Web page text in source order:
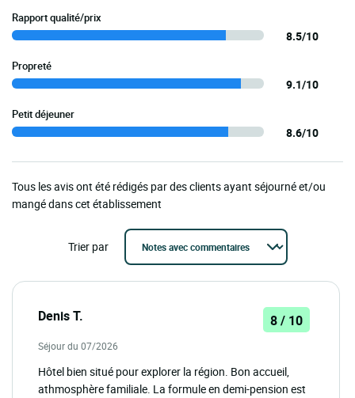
Rapport qualité/prix
8.5/10
Propreté
9.1/10
Petit déjeuner
8.6/10
Tous les avis ont été rédigés par des clients ayant séjourné et/ou
mangé dans cet établissement
Trier par
Denis T. 8 / 10
Séjour du 07/2026
Hôtel bien situé pour explorer la région. Bon accueil,
athmosphère familiale. La formule en demi-pension est